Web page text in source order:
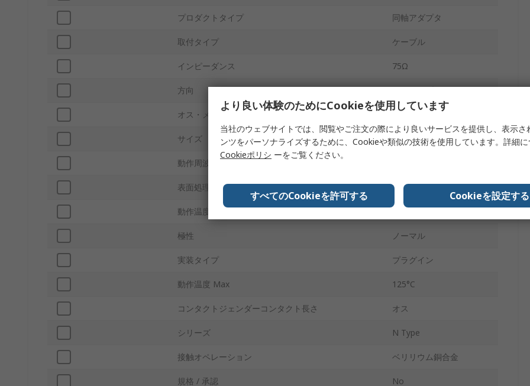
プロダクトタイプ 同軸アダプタ
取付タイプ ケーブル
インピーダンス 75Ω
方向 ペンタイプナイフ
オス・メス オス
サイズ Standard
動作周波数
表面処理：本体 ニッケル
動作温度 Min
極性 ノーマル
実装タイプ プラグイン
動作温度 Max 125°C
コンタクトジェンダーコンタクト長さ オス
シリーズ N Type
接触オペレーション ベリリウム銅合金
規格 / 承認 No
より良い体験のためにCookieを使用しています
当社のウェブサイトでは、閲覧やご注文の際により良いサービスを提供し、表示さ
ンツをパーソナライズするために、Cookieや類似の技術を使用しています。詳細に
Cookieポリシ ーをご覧ください。
すべてのCookieを許可する Cookieを設定する